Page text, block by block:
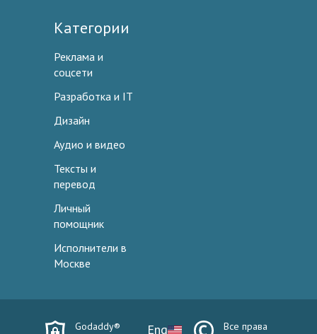
Категории
Реклама и
соцсети
Разработка и IT
Дизайн
Аудио и видео
Тексты и
перевод
Личный
помощник
Исполнители в
Москве
Godaddy® Eng
Все права